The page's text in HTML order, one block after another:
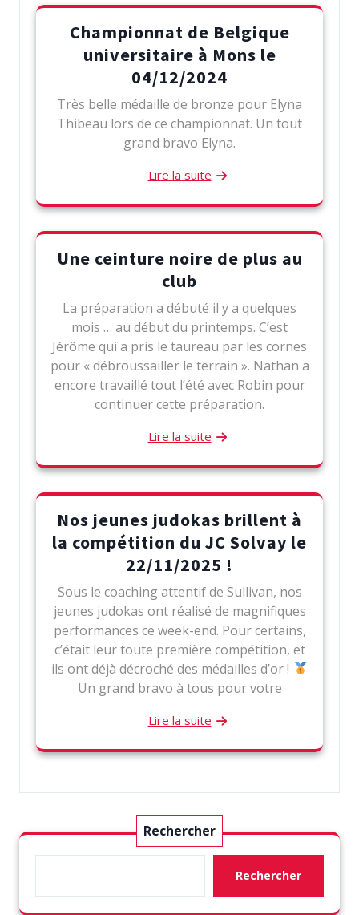
Championnat de Belgique
universitaire à Mons le
04/12/2024
Très belle médaille de bronze pour Elyna
Thibeau lors de ce championnat. Un tout
grand bravo Elyna.
Lire la suite
Une ceinture noire de plus au
club
La préparation a débuté il y a quelques
mois … au début du printemps. C’est
Jérôme qui a pris le taureau par les cornes
pour « débroussailler le terrain ». Nathan a
encore travaillé tout l’été avec Robin pour
continuer cette préparation.
Lire la suite
Nos jeunes judokas brillent à
la compétition du JC Solvay le
22/11/2025 !
Sous le coaching attentif de Sullivan, nos
jeunes judokas ont réalisé de magnifiques
performances ce week-end. Pour certains,
c’était leur toute première compétition, et
ils ont déjà décroché des médailles d’or !
Un grand bravo à tous pour votre
Lire la suite
Rechercher
Rechercher